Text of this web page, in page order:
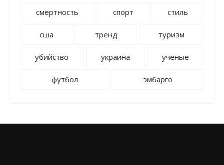
смертность спорт стиль
сша тренд туризм
убийство украина учёные
футбол эмбарго